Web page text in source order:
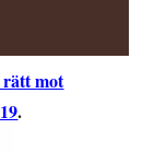
rätt mot
.